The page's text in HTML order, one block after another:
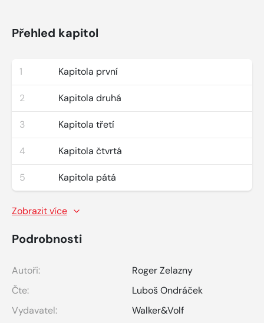
Přehled kapitol
1 Kapitola první
2 Kapitola druhá
3 Kapitola třetí
4 Kapitola čtvrtá
5 Kapitola pátá
Zobrazit více
Podrobnosti
Autoři:
Roger Zelazny
Čte:
Luboš Ondráček
Vydavatel:
Walker&Volf